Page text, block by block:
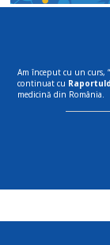
Am început cu un curs,
continuat cu
medicină din România.